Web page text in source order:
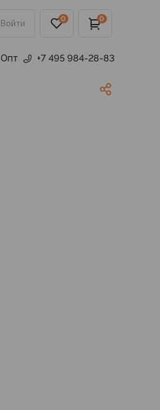
Войти 0 0
Опт +7 495 984-28-83